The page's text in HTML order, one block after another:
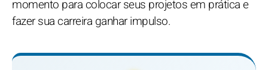
momento para colocar seus projetos em prática e
fazer sua carreira ganhar impulso.